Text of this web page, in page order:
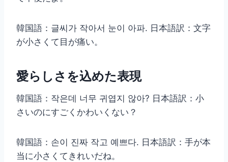
韓国語：글씨가 작아서 눈이 아파. 日本語訳：文字
が小さくて目が痛い。
愛らしさを込めた表現
韓国語：작은데 너무 귀엽지 않아? 日本語訳：小
さいのにすごくかわいくない？
韓国語：손이 진짜 작고 예쁘다. 日本語訳：手が本
当に小さくてきれいだね。